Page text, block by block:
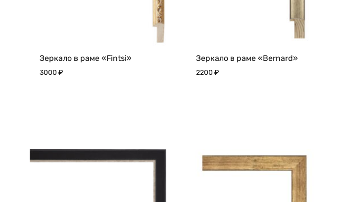
Зеркало в раме «Fintsi»
3000 ₽
Зеркало в раме «Bernard»
2200 ₽